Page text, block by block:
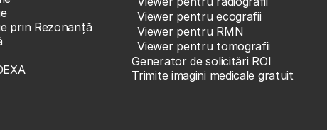
prin Rezonanță
Viewer pentru ecografii
Viewer pentru RMN
Viewer pentru tomografii
Generator de solicitări ROI
Trimite imagini medicale gratuit